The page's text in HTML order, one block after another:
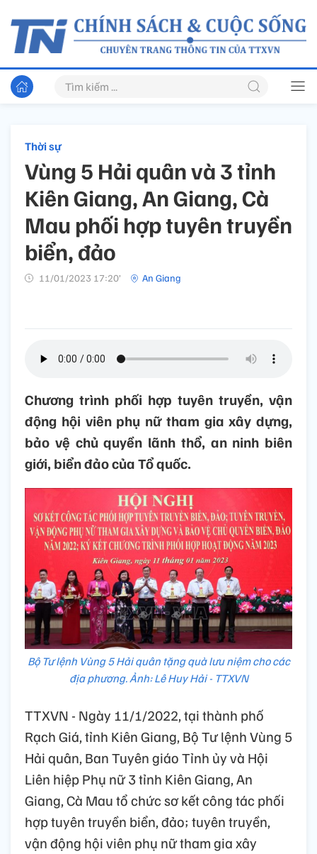
Thời sự
Vùng 5 Hải quân và 3 tỉnh
Kiên Giang, An Giang, Cà
Mau phối hợp tuyên truyền
biển, đảo
11/01/2023 17:20’ An Giang
Chương trình phối hợp tuyên truyền, vận
động hội viên phụ nữ tham gia xây dựng,
bảo vệ chủ quyền lãnh thổ, an ninh biên
giới, biển đảo của Tổ quốc.
Bộ Tư lệnh Vùng 5 Hải quân tặng quà lưu niệm cho các
địa phương. Ảnh: Lê Huy Hải - TTXVN
TTXVN - Ngày 11/1/2022, tại thành phố
Rạch Giá, tỉnh Kiên Giang, Bộ Tư lệnh Vùng 5
Hải quân, Ban Tuyên giáo Tỉnh ủy và Hội
Liên hiệp Phụ nữ 3 tỉnh Kiên Giang, An
Giang, Cà Mau tổ chức sơ kết công tác phối
hợp tuyên truyền biển, đảo; tuyên truyền,
vận động hội viên phụ nữ tham gia xây